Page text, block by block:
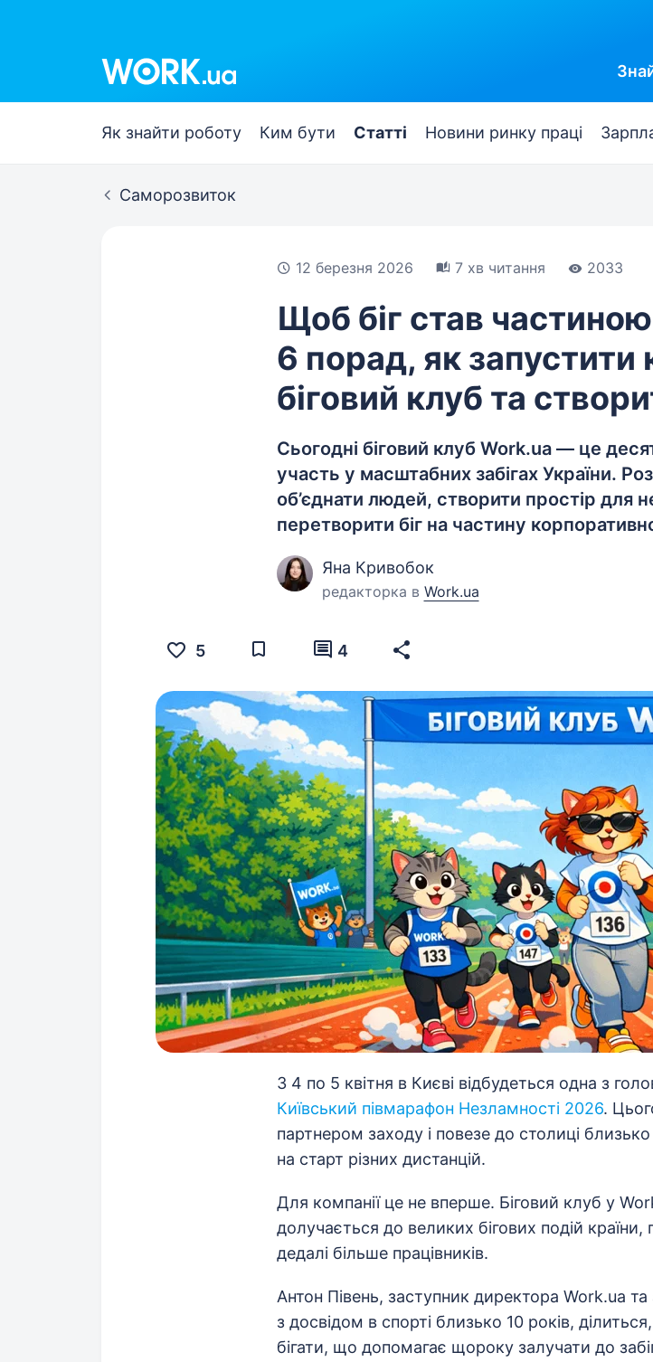
Як знайти роботу Ким бути Статті Новини ринку праці
Саморозвиток
12 березня 2026 7 хв читання 2033
Щоб біг став
6 порад, як запустити
біговий клуб та
Сьогодні біговий клуб Work.ua — це
участь у масштабних забігах України.
об’єднати людей, створити простір для
перетворити біг на частину
Яна Кривобок
редакторка в Work.ua
5 4
З 4 по 5 квітня в Києві відбудеться одна з
Київський півмарафон Незламності 2026.
партнером заходу і повезе до столиці близько
на старт різних дистанцій.
Для компанії це не вперше. Біговий клуб у
долучається до великих бігових подій
дедалі більше працівників.
Антон Півень, заступник директора Work.ua
з досвідом в спорті близько 10 років,
бігати, що допомагає щороку залучати до